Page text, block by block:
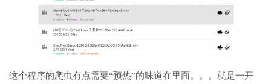
这个程序的爬虫有点需要“预热”的味道在里面。。。就是一开